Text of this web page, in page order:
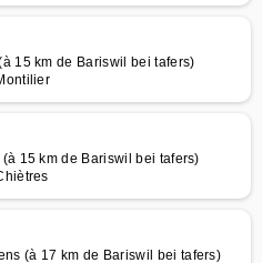
15 km de Bariswil bei tafers)
15 km de Bariswil bei tafers)
(à 17 km de Bariswil bei tafers)